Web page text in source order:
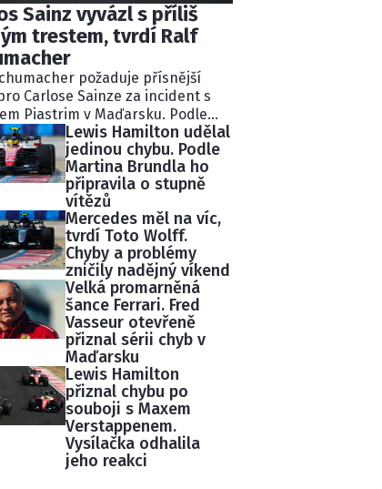
Sainz vyvázl s příliš
trestem, tvrdí Ralf
požaduje přísnější
Carlose Sainze za incident s
Piastrim v Maďarsku. Podle
pilota Williams ignoroval
modrých vlajek a následně
s lídrem závodu.
penalizaci považuje
za nedostatečnou.
Lewis Hamilton udělal
jedinou chybu. Podle
Martina Brundla ho
připravila o stupně
vítězů
Mercedes měl na víc,
tvrdí Toto Wolff.
Chyby a problémy
zničily nadějný víkend
Velká promarněná
šance Ferrari. Fred
Vasseur otevřeně
přiznal sérii chyb v
Maďarsku
Lewis Hamilton
přiznal chybu po
souboji s Maxem
Verstappenem.
Vysílačka odhalila
jeho reakci